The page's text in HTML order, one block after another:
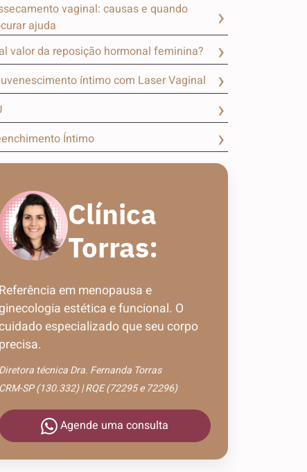
vaginal: causas e quando
ajuda
valor da reposição hormonal feminina?
íntimo com Laser Vaginal
Íntimo
Clínica
Torras:
Referência em menopausa e
ginecologia estética e funcional. O
especializado que seu corpo
precisa.
Diretora técnica Dra. Fernanda Torras
CRM-SP (130.332) | RQE (72295 e 72296)
Agende uma consulta